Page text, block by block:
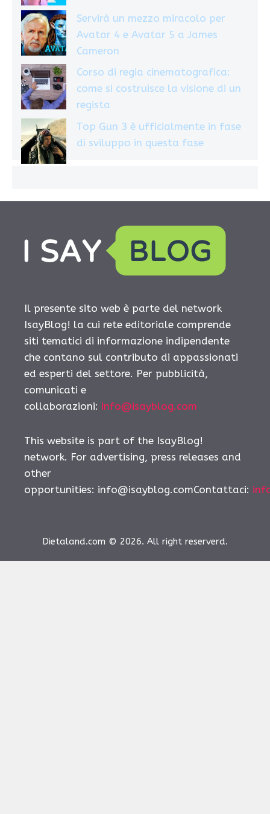
Servirà un mezzo miracolo per
Avatar 4 e Avatar 5 a James
Cameron
Corso di regia cinematografica:
come si costruisce la visione di un
regista
Top Gun 3 è ufficialmente in fase
di sviluppo in questa fase
Il presente sito web è parte del network
IsayBlog! la cui rete editoriale comprende
siti tematici di informazione indipendente
che contano sul contributo di appassionati
ed esperti del settore. Per pubblicità,
comunicati e
collaborazioni: info@isayblog.com
This website is part of the IsayBlog!
network. For advertising, press releases and
other
opportunities: info@isayblog.comContattaci:
Dietaland.com © 2026. All right reserverd.